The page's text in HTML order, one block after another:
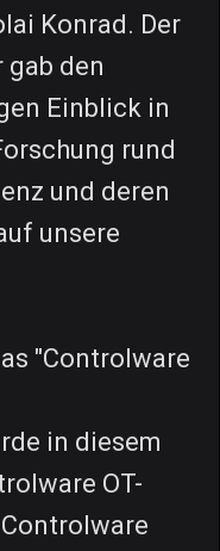
Konrad. Der
den
Einblick in
rund
und deren
unsere
"Controlware
in diesem
OT-